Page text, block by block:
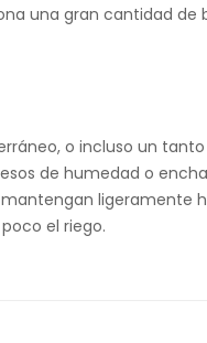
una gran cantidad de
o incluso un
de humedad o
ligeramente
el riego.